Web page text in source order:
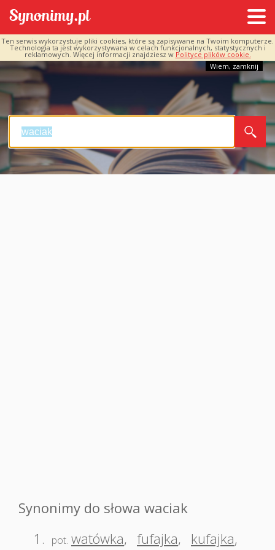
Ten serwis wykorzystuje pliki cookies, które są zapisywane na Twoim komputerze.
Technologia ta jest wykorzystywana w celach funkcjonalnych, statystycznych i
reklamowych. Więcej informacji znajdziesz w Polityce plików cookie.
Wiem, zamknij
Synonimy do słowa waciak
1.
pot. watówka, fufajka, kufajka,